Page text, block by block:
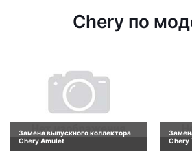
Chery по
Замена выпускного коллектора
Chery Amulet
Chery